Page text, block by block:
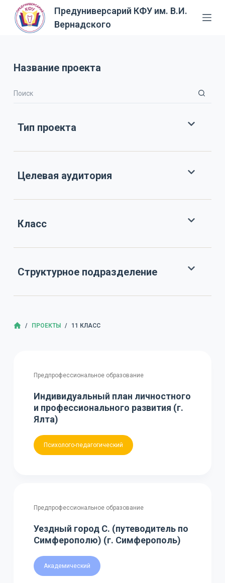
П
й
и
и
Предуниверсарий КФУ им. В.И.
Вернадского
ГЛАВНАЯ
/ ПРОЕКТЫ / 11 КЛАСС
Предпрофессиональное образование
Индивидуальный план личностного
и профессионального развития (г.
Ялта)
Психолого-педагогический
Предпрофессиональное образование
Уездный город С. (путеводитель по
Симферополю) (г. Симферополь)
Академический
Название проекта
Тип проекта
Целевая аудитория
Класс
Структурное подразделение